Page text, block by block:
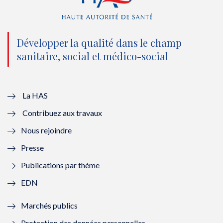
n
o
u
l
l
f
n
k
(
n
o
e
e
(
n
o
u
(
n
o
Développer la qualité dans le champ
sanitaire, social et médico-social
La HAS
Contribuez aux travaux
Nous rejoindre
Presse
Publications par thème
EDN
Marchés publics